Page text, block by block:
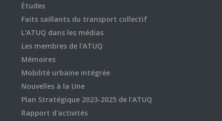
Études
Faits saillants du transport collectif
L'ATUQ dans les médias
Les membres de l'ATUQ
Mémoires
Mobilité urbaine intégrée
Nouvelles à la Une
Plan Stratégique 2023-2025 de l'ATUQ
Rapport d'activités